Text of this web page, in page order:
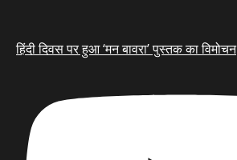
हिंदी दिवस पर हुआ ‘मन बावरा’ पुस्तक का विमोचन